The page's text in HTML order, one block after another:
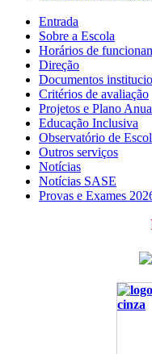
Entrada
Sobre a Escola
Horários de
Direção
Documentos
Critérios de avaliação
Projetos e Plano
Educação Inclusiva
Observatório de
Outros serviços
Notícias
Notícias SASE
Provas e Exames